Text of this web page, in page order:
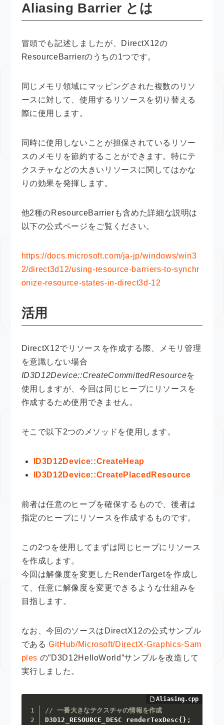
Aliasing Barrier とは
冒頭でも記述しましたが、DirectX12の
ResourceBarrierのうちの1つです。
同じメモリ領域にマッピングされた複数のリソ
ースに対して、使用するリソースを切り替える
際に使用します。
同時に使用しないことが担保されているリソー
スのメモリを節約することができます。特にテ
クスチャなどの大きいリソースに関してはかな
りの効果を発揮します。
他2種のResourceBarrierも含めた詳細な説明は
以下の公式ページをご覧ください。
https://docs.microsoft.com/ja-jp/windows/win3
2/direct3d12/using-resource-barriers-to-synchr
onize-resource-states-in-direct3d-12
活用
DirectX12でリソースを作成する際、メモリ管理
を意識しない場合
ID3D12Device::CreateCommittedResourceを
使用しますが、今回は同じヒープにリソースを
作成するため使用できません。
そこで以下2つのメソッドを使用します。
ID3D12Device::CreateHeap
ID3D12Device::CreatePlacedResource
前者は任意のヒープを確保するもので、後者は
指定のヒープにリソースを作成するものです。
この2つを使用してまずは同じヒープにリソース
を作成します。
今回は解像度を変更したRenderTargetを作成し
て、任意に解像度を変更できるような仕組みを
目指します。
なお、今回のソースはDirectX12の公式サンプル
であるGitHub/Microsoft/DirectX-Graphics-Sam
ples の”D3D12HelloWorld”サンプルを改造して
実行しました。
// 一番大きなテクスチャの情報を作成
D3D12_RESOURCE_DESC renderTexDesc{ } ;